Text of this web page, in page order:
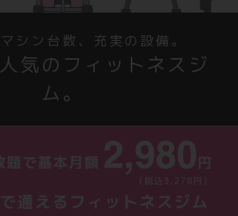
シン台数、充実の設備。
気のフィットネスジ
ム。